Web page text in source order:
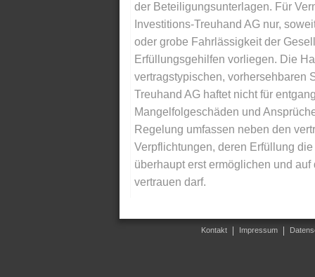
der Beteiligungsunterlagen. Für
Investitions-Treuhand AG nur,
oder grobe Fahrlässigkeit der
Erfüllungsgehilfen vorliegen. Die
vertragstypischen, vorhersehbaren
Treuhand AG haftet nicht für
Mangelfolgeschäden und
Regelung umfassen neben den
Verpflichtungen, deren Erfüllung
überhaupt erst ermöglichen und
vertrauen darf.
Kontakt Impressum